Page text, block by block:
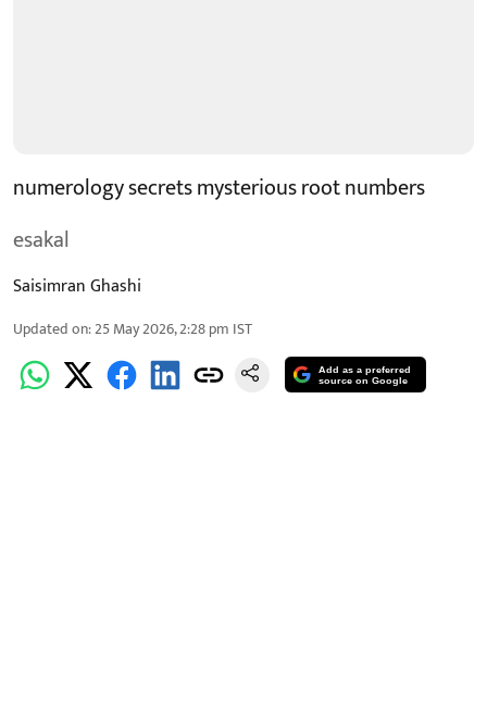
numerology secrets mysterious root numbers
esakal
Saisimran Ghashi
Updated on:25 May 2026, 2:28 pm IST
Add as a preferred
source on Google